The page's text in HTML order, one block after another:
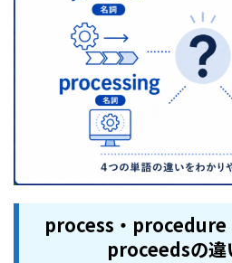
process・procedure
proceedsの違